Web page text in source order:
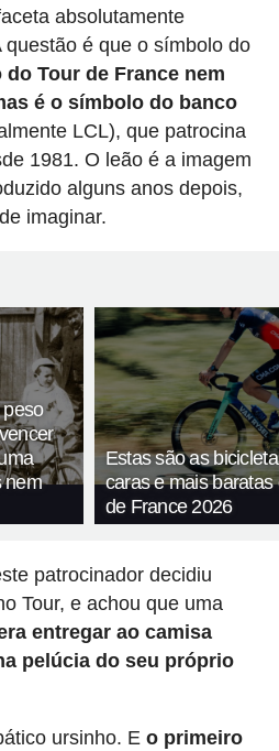
absolutamente
é que o símbolo do
Tour de France nem
é o símbolo do banco
LCL), que patrocina
1981. O leão é a imagem
alguns anos depois,
imaginar.
peso
nem
Estas são as
caras e mais baratas
de France 2026
patrocinador decidiu
Tour, e achou que uma
entregar ao camisa
pelúcia do seu próprio
ursinho. E o primeiro